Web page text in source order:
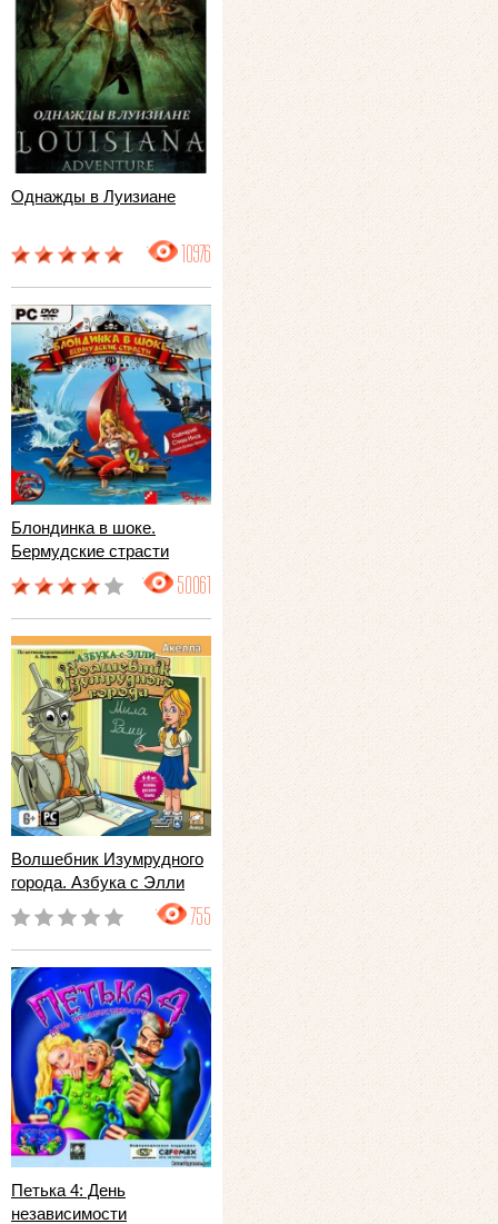
Однажды в Луизиане
10976
Блондинка в шоке.
Бермудские страсти
50061
Волшебник Изумрудного
города. Азбука с Элли
755
Петька 4: День
независимости